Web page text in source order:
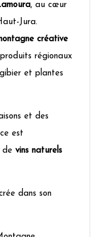
, au cœur
Jura.
créative
régionaux
et plantes
et des
est
de vins naturels
dans son